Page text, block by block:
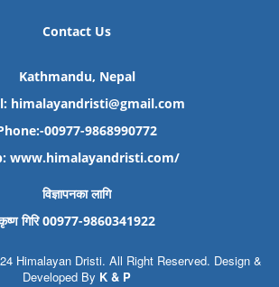
Contact Us
Kathmandu, Nepal
himalayandristi@gmail.com
00977-9868990772
www.himalayandristi.com/
विज्ञापनका लागि
गिरि 00977-9860341922
Himalayan Dristi. All Right Reserved. Design &
Developed By K & P